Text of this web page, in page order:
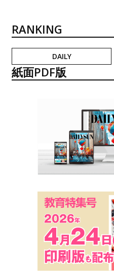
RANKING
DAILY
紙面PDF版